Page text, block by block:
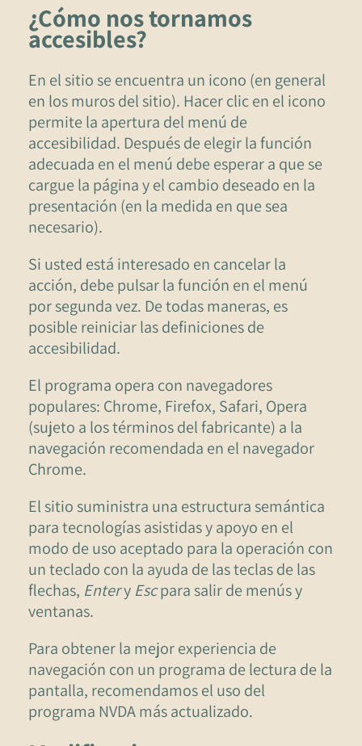
¿Cómo nos tornamos
accesibles?
En el sitio se encuentra un icono (en general
en los muros del sitio). Hacer clic en el icono
permite la apertura del menú de
accesibilidad. Después de elegir la función
adecuada en el menú debe esperar a que se
cargue la página y el cambio deseado en la
presentación (en la medida en que sea
necesario).
Si usted está interesado en cancelar la
acción, debe pulsar la función en el menú
por segunda vez. De todas maneras, es
posible reiniciar las definiciones de
accesibilidad.
El programa opera con navegadores
populares: Chrome, Firefox, Safari, Opera
(sujeto a los términos del fabricante) a la
navegación recomendada en el navegador
Chrome.
El sitio suministra una estructura semántica
para tecnologías asistidas y apoyo en el
modo de uso aceptado para la operación con
un teclado con la ayuda de las teclas de las
flechas, Entery Escpara salir de menús y
ventanas.
Para obtener la mejor experiencia de
navegación con un programa de lectura de la
pantalla, recomendamos el uso del
programa NVDA más actualizado.